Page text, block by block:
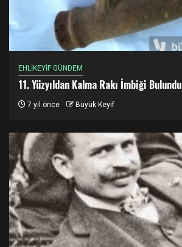
EHLİKEYİF GÜNDEM
11. Yüzyıldan Kalma Rakı İmbiği Bulundu
7 yıl önce Büyük Keyif